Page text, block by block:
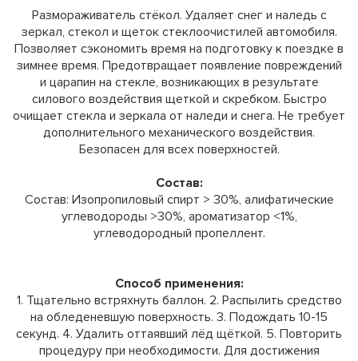
Размораживатель стёкол. Удаляет снег и наледь с
зеркал, стекол и щеток стеклоочистилей автомобиля.
Позволяет сэкономить время на подготовку к поездке в
зимнее время. Предотвращает появление повреждений
и царапин на стекле, возникающих в результате
силового воздействия щеткой и скребком. Быстро
очищает стекла и зеркала от наледи и снега. Не требует
дополнительного механического воздействия.
Безопасен для всех поверхностей.
Состав:
Состав: Изопропиловый спирт > 30%, алифатические
углеводороды >30%, ароматизатор <1%,
углеводородный пропеллент.
Способ применения:
1. Тщательно встряхнуть баллон. 2. Распылить средство
на обледеневшую поверхность. 3. Подождать 10-15
секунд. 4. Удалить оттаявший лёд щёткой. 5. Повторить
процедуру при необходимости. Для достижения